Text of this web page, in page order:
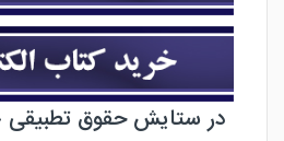
در ستایش حقوق تطبیقی